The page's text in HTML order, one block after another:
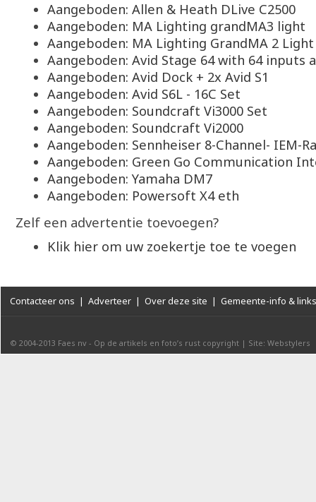
Aangeboden: Allen & Heath DLive C2500
Aangeboden: MA Lighting grandMA3 light
Aangeboden: MA Lighting GrandMA 2 Light
Aangeboden: Avid Stage 64 with 64 inputs
Aangeboden: Avid Dock + 2x Avid S1
Aangeboden: Avid S6L - 16C Set
Aangeboden: Soundcraft Vi3000 Set
Aangeboden: Soundcraft Vi2000
Aangeboden: Sennheiser 8-Channel- IEM-
Aangeboden: Green Go Communication
Aangeboden: Yamaha DM7
Aangeboden: Powersoft X4 eth
Zelf een advertentie toevoegen?
Klik hier om uw zoekertje toe te voegen
Contacteer ons | Adverteer | Over deze site | Gemeente-info & links
© 2004-2013 Faes nv - Op de artikels en foto’s rust copyright | Site: Webstylers